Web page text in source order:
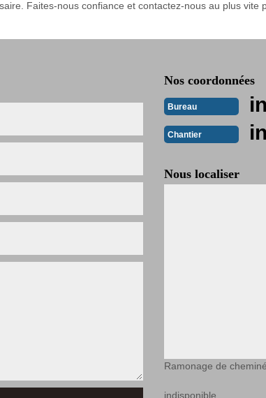
Faites-nous confiance et contactez-nous au plus
Nos coordonnées
Bureau
Chantier
Nous localiser
Ramonage de
indisponible